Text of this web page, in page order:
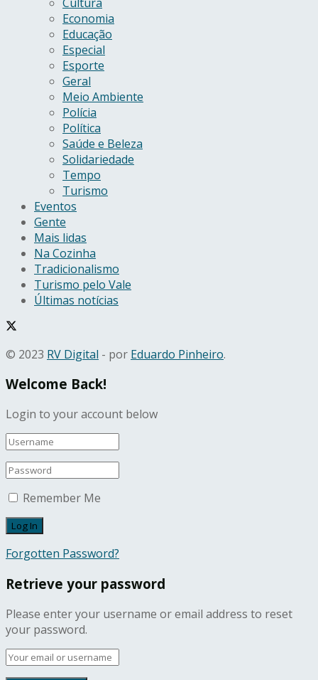
Economia
Educação
Especial
Esporte
Geral
Meio Ambiente
Polícia
Política
Saúde e Beleza
Solidariedade
Tempo
Turismo
Eventos
Gente
Mais lidas
Na Cozinha
Tradicionalismo
Turismo pelo Vale
Últimas notícias
© 2023 RV Digital - por Eduardo Pinheiro.
Welcome Back!
Login to your account below
Remember Me
Forgotten Password?
Retrieve your password
Please enter your username or email address to reset
your password.